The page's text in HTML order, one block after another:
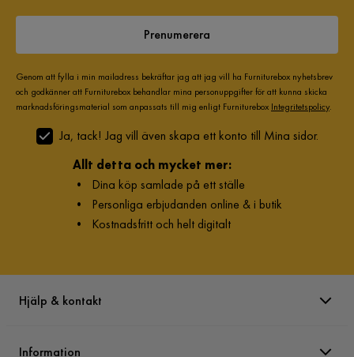
Prenumerera
Genom att fylla i min mailadress bekräftar jag att jag vill ha Furniturebox nyhetsbrev
och godkänner att Furniturebox behandlar mina personuppgifter för att kunna skicka
marknadsföringsmaterial som anpassats till mig enligt Furniturebox Integritetspolicy.
Ja, tack! Jag vill även skapa ett konto till Mina sidor.
Allt detta och mycket mer:
• Dina köp samlade på ett ställe
• Personliga erbjudanden online & i butik
• Kostnadsfritt och helt digitalt
Hjälp & kontakt
Information